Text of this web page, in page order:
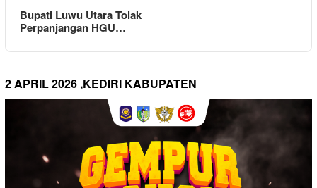
Bupati Luwu Utara Tolak
Perpanjangan HGU…
2 APRIL 2026 ,KEDIRI KABUPATEN